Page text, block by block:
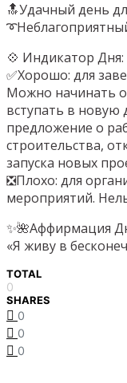
🔝Удачный день
💠 Индикатор
✅Хорошо: для
Можно начинать
вступать в
предложение о
строительства,
запуска новых
❎Плохо: для
мероприятий.
✨🌺Аффирмация
«Я живу в
TOTAL
0
SHARES
0
0
0